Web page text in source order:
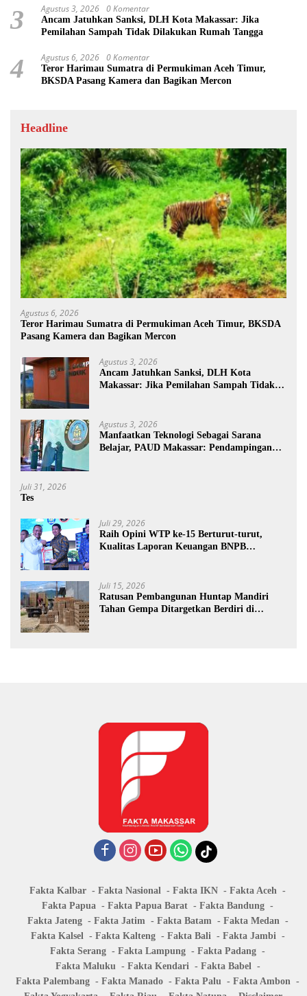
3 Agustus 3, 2026 0 Komentar
Ancam Jatuhkan Sanksi, DLH Kota Makassar: Jika
Pemilahan Sampah Tidak Dilakukan Rumah Tangga
4 Agustus 6, 2026 0 Komentar
Teror Harimau Sumatra di Permukiman Aceh Timur,
BKSDA Pasang Kamera dan Bagikan Mercon
Headline
Agustus 6, 2026
Teror Harimau Sumatra di Permukiman Aceh Timur, BKSDA
Pasang Kamera dan Bagikan Mercon
Agustus 3, 2026
Ancam Jatuhkan Sanksi, DLH Kota
Makassar: Jika Pemilahan Sampah Tidak
Agustus 3, 2026
Manfaatkan Teknologi Sebagai Sarana
Belajar, PAUD Makassar: Pendampingan
Juli 31, 2026
Tes
Juli 29, 2026
Raih Opini WTP ke-15 Berturut-turut,
Kualitas Laporan Keuangan BNPB
Juli 15, 2026
Ratusan Pembangunan Huntap Mandiri
Tahan Gempa Ditargetkan Berdiri di
Fakta Kalbar Fakta Nasional Fakta IKN
Fakta Aceh
Fakta Papua
Fakta Papua Barat
Fakta Bandung
Fakta Jateng
Fakta Jatim Fakta Batam
Fakta Medan
Fakta Kalsel
Fakta Kalteng Fakta Bali
Fakta Jambi
Fakta Serang
Fakta Lampung
Fakta Padang
Fakta Maluku
Fakta Kendari
Fakta Babel
Fakta Palembang
Fakta Manado Fakta Palu
Fakta Ambon